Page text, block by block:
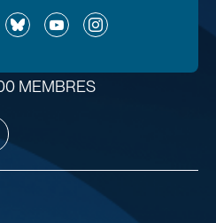
BlueskyYouTubeInstagram
MEMBRES